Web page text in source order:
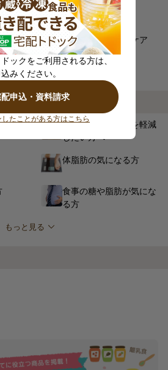
冷凍食品
ヘアケア・ボディケア
もっと見る
示食品
る
疲労感・ストレスを軽減
したい方へ
体脂肪の気になる方
食事の糖や脂肪が気にな
る方
もっと見る
ックをご利用される方は、
みください。
申込・資料請求
したことがある方はこちら